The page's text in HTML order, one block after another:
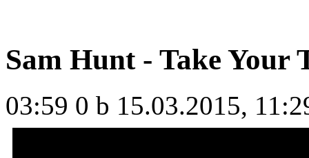
Sam Hunt - Take Your
03:59 0 b 15.03.2015,